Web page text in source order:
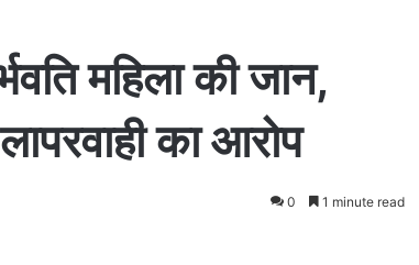
महिला की जान,
का आरोप
0 1 minute read